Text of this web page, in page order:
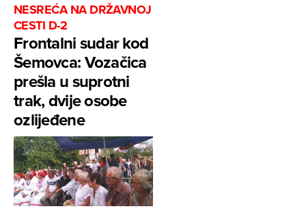
NESREĆA NA DRŽAVNOJ
CESTI D-2
Frontalni sudar kod
Šemovca: Vozačica
prešla u suprotni
trak, dvije osobe
ozlijeđene